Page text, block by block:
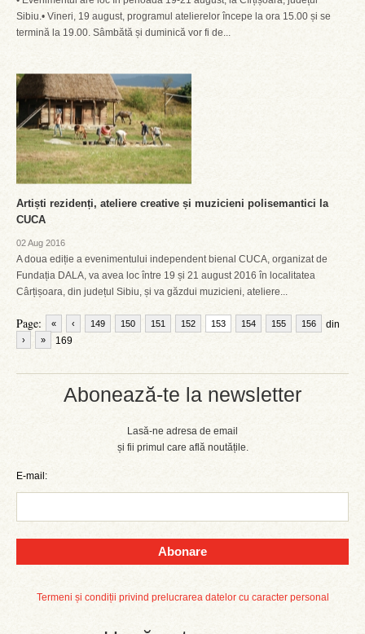
Abonează-te la newsletter
Lasă-ne adresa de email
și fii primul care află noutățile.
E-mail:
Abonare
Termeni și condiții privind prelucrarea datelor cu caracter personal
Sibiu.• Vineri, 19 august, programul atelierelor începe la ora 15.00 și se
termină la 19.00. Sâmbătă și duminică vor fi de...
Artiști rezidenți, ateliere creative și muzicieni polisemantici la
CUCA
02 Aug 2016
A doua ediție a evenimentului independent bienal CUCA, organizat de
Fundația DALA, va avea loc între 19 și 21 august 2016 în localitatea
Cârțișoara, din județul Sibiu, și va găzdui muzicieni, ateliere...
Page: « ‹ 149 150 151 152 153 154 155 156
din
169
› »